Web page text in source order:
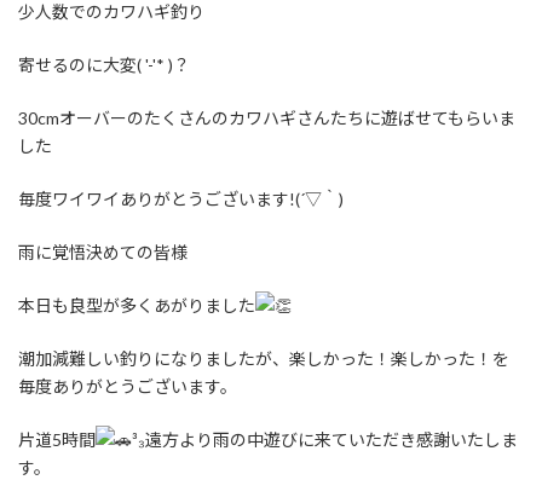
少人数でのカワハギ釣り
寄せるのに大変( '-'* )？
30cmオーバーのたくさんのカワハギさんたちに遊ばせてもらいま
した
毎度ワイワイありがとうございます!(´▽｀)
雨に覚悟決めての皆様
本日も良型が多くあがりました
潮加減難しい釣りになりましたが、楽しかった！楽しかった！を
毎度ありがとうございます。
片道5時間
³₃遠方より雨の中遊びに来ていただき感謝いたしま
す。